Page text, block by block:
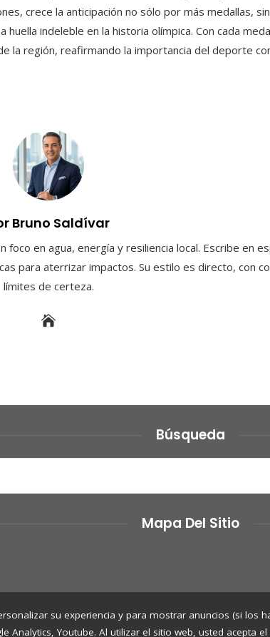
su experiencia y para mostrar anuncios (si los
Analytics, Youtube. Al utilizar el sitio web, usted acepta
crece la anticipación no sólo por más medallas,
indeleble en la historia olímpica. Con cada
la región, reafirmando la importancia del deporte
Bruno Saldívar
en agua, energía y resiliencia local. Escribe en
para aterrizar impactos. Su estilo es directo, con
límites de certeza.
Búsqueda
Mapa Del Sitio